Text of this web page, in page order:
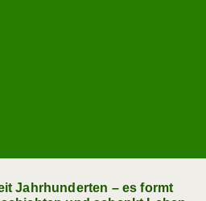
Jahrhunderten – es formt